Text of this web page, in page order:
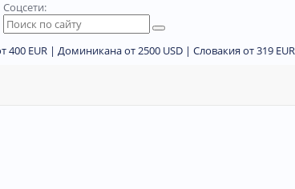
Соцсети:
EUR | Доминикана от 2500 USD | Словакия от 319 EUR